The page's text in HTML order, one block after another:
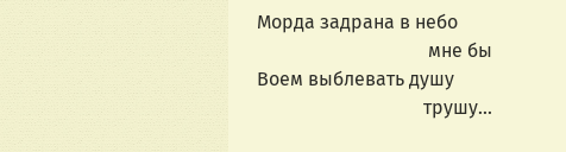
Морда задрана в небо
мне бы
Воем выблевать душу
трушу...